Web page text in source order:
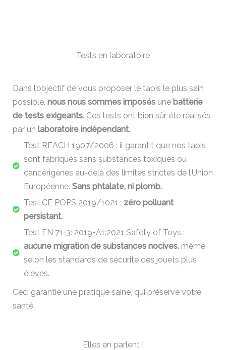
Tests en laboratoire
Dans l’objectif de vous proposer le tapis le plus sain
possible, nous nous sommes imposésune batterie
de tests exigeants. Ces tests ont bien sûr été réalisés
par un laboratoire indépendant.
Test REACH 1907/2006 : il garantit que nos tapis
sont fabriqués sans substances toxiques ou
cancérigènes au-delà des limites strictes de l’Union
Européenne.Sans phtalate, ni plomb.
Test CE POPS 2019/1021 : zéro polluant
persistant.
Test EN 71-3: 2019+A1:2021 Safety of Toys :
aucune migration de substances nocives, même
selon les standards de sécurité des jouets plus
élevés.
Ceci garantie une pratique saine, qui préserve votre
santé.
Elles en parlent !